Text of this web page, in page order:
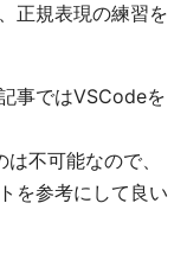
正規表現の練習を
事ではVSCodeを
不可能なので、
を参考にして良い